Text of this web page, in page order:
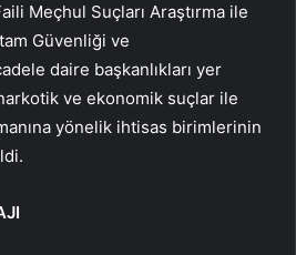
Meçhul Suçları Araştırma ile
Güvenliği ve
daire başkanlıkları yer
ve ekonomik suçlar ile
yönelik ihtisas birimlerinin